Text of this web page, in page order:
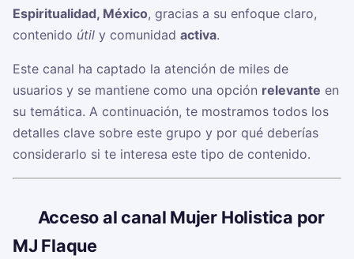
Espiritualidad, México, gracias a su enfoque claro,
contenido útil y comunidad activa.
Este canal ha captado la atención de miles de
usuarios y se mantiene como una opción relevante en
su temática. A continuación, te mostramos todos los
detalles clave sobre este grupo y por qué deberías
considerarlo si te interesa este tipo de contenido.
Acceso al canal Mujer Holistica por
MJ Flaque